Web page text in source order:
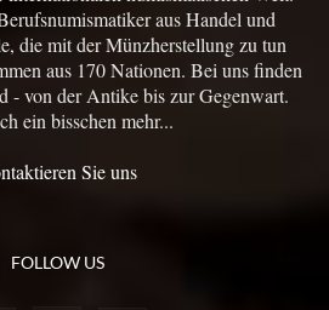
aus Handel und
die mit der Münzherstellung zu tun
aus 170 Nationen. Bei uns finden
- von der Antike bis zur Gegenwart.
ein bisschen mehr...
Sie uns
FOLLOW US